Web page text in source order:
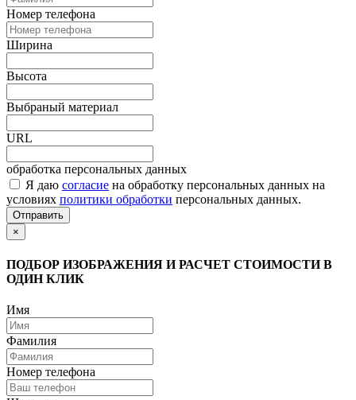
Номер телефона
Ширина
Высота
Выбраный материал
URL
обработка персональных данных
Я даю согласие на обработку персональных данных на
условиях политики обработки персональных данных.
Отправить
×
ПОДБОР ИЗОБРАЖЕНИЯ И РАСЧЕТ СТОИМОСТИ В
ОДИН КЛИК
Имя
Фамилия
Номер телефона